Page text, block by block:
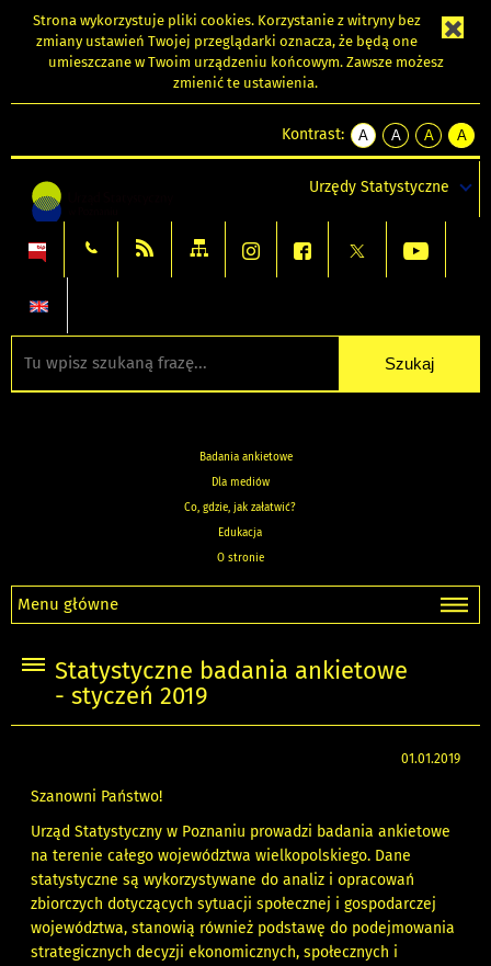
Strona wykorzystuje pliki cookies. Korzystanie z witryny bez
zmiany ustawień Twojej przeglądarki oznacza, że będą one
umieszczane w Twoim urządzeniu końcowym. Zawsze możesz
zmienić te ustawienia.
Kontrast:
A
kontrast
A
kontrast
tekst
czarnym
A
kontrast
tekst
czarnym
A
tekst
żółtym
Urzędy Statystyczne
Badania ankietowe
Dla mediów
Co, gdzie, jak załatwić?
Edukacja
O stronie
Menu główne
Statystyczne badania ankietowe
- styczeń 2019
01.01.2019
Szanowni Państwo!
Urząd Statystyczny w Poznaniu prowadzi badania ankietowe
na terenie całego województwa wielkopolskiego. Dane
statystyczne są wykorzystywane do analiz i opracowań
zbiorczych dotyczących sytuacji społecznej i gospodarczej
województwa, stanowią również podstawę do podejmowania
strategicznych decyzji ekonomicznych, społecznych i